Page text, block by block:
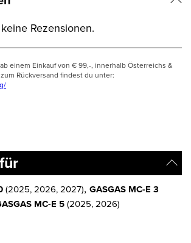
Rezensionen.
einem Einkauf von € 99,-, innerhalb Österreichs &
Rückversand findest du unter:
(2025, 2026, 2027), GASGAS MC-E 3
MC-E 5(2025, 2026)